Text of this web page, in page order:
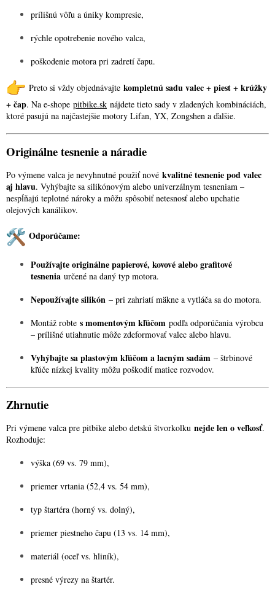
prílišnú vôľu a úniky kompresie,
rýchle opotrebenie nového valca,
poškodenie motora pri zadretí čapu.
Preto si vždy objednávajte kompletnú sadu valec + piest + krúžky
+ čap. Na e-shope pitbike.sk nájdete tieto sady v zladených kombináciách,
ktoré pasujú na najčastejšie motory Lifan, YX, Zongshen a ďalšie.
Originálne tesnenie a náradie
Po výmene valca je nevyhnutné použiť nové kvalitné tesnenie pod valec
aj hlavu. Vyhýbajte sa silikónovým alebo univerzálnym tesneniam –
nespĺňajú teplotné nároky a môžu spôsobiť netesnosť alebo upchatie
olejových kanálikov.
Odporúčame:
Používajte originálne papierové, kovové alebo grafitové
tesnenia určené na daný typ motora.
Nepoužívajte silikón – pri zahriatí mäkne a vytláča sa do motora.
Montáž robte s momentovým kľúčom podľa odporúčania výrobcu
– prílišné utiahnutie môže zdeformovať valec alebo hlavu.
Vyhýbajte sa plastovým kľúčom a lacným sadám – štrbinové
kľúče nízkej kvality môžu poškodiť matice rozvodov.
Zhrnutie
Pri výmene valca pre pitbike alebo detskú štvorkolku nejde len o veľkosť.
Rozhoduje:
výška (69 vs. 79 mm),
priemer vrtania (52,4 vs. 54 mm),
typ štartéra (horný vs. dolný),
priemer piestneho čapu (13 vs. 14 mm),
materiál (oceľ vs. hliník),
presné výrezy na štartér.